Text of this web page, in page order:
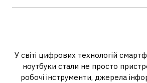
У світі цифрових технологій
ноутбуки стали не просто
робочі інструменти, джерела